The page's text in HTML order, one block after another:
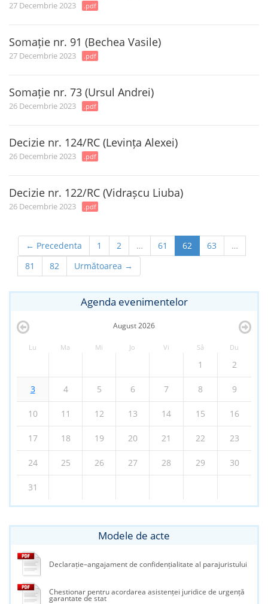
27 Decembrie 2023 .pdf
Somație nr. 91 (Bechea Vasile)
27 Decembrie 2023 .pdf
Somație nr. 73 (Ursul Andrei)
26 Decembrie 2023 .pdf
Decizie nr. 124/RC (Levința Alexei)
26 Decembrie 2023 .pdf
Decizie nr. 122/RC (Vidrașcu Liuba)
26 Decembrie 2023 .pdf
← Precedenta 1 2 … 61 62 63
…
81
82 Următoarea →
Agenda evenimentelor
August2026
Lu Ma Mi Jo Vi Sâ Du
1 2
3 4 5 6 7 8 9
10 11 12 13 14 15 16
17 18 19 20 21 22 23
24 25 26 27 28 29 30
31
Modele de acte
Declarație–angajament de confidențialitate al parajuristului
Chestionar pentru acordarea asistenței juridice de urgență
garantate de stat